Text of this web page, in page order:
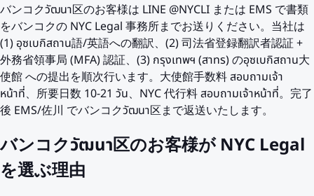
バンコクวัฒนา区のお客様は LINE @NYCLI または EMS で書類
をバンコクの NYC Legal 事務所までお送りください。当社は
(1) อุซเบกิสถาน語/英語への翻訳、(2) 司法省登録翻訳者認証 +
外務省領事局 (MFA) 認証、(3) กรุงเทพฯ (สาทร) のอุซเบกิสถาน大
使館 への提出を順次行います。大使館手数料 สอบถามเจ้า
หน้าที่、所要日数 10-21 วัน、NYC 代行料 สอบถามเจ้าหน้าที่。完了
後 EMS/佐川 でバンコクวัฒนา区まで返送いたします。
バンコクวัฒนา区のお客様が NYC Legal
を選ぶ理由